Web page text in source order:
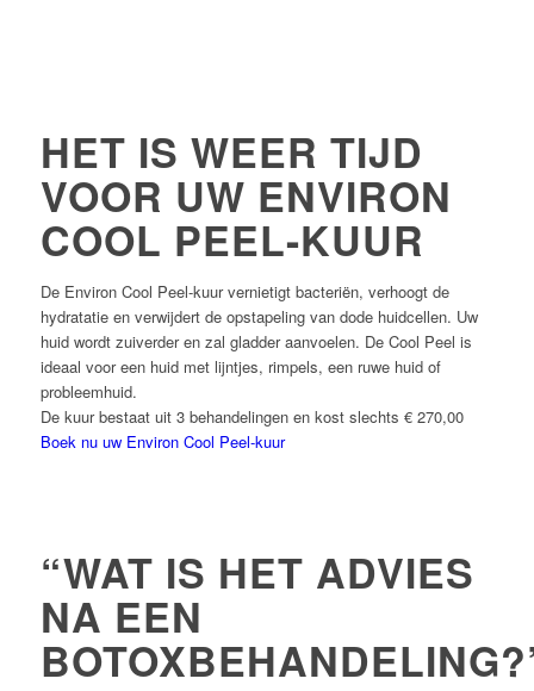
HET IS WEER TIJD
VOOR UW ENVIRON
COOL PEEL-KUUR
De Environ Cool Peel-kuur vernietigt bacteriën, verhoogt de
hydratatie en verwijdert de opstapeling van dode huidcellen. Uw
huid wordt zuiverder en zal gladder aanvoelen. De Cool Peel is
ideaal voor een huid met lijntjes, rimpels, een ruwe huid of
probleemhuid.
De kuur bestaat uit 3 behandelingen en kost slechts € 270,00
Boek nu uw Environ Cool Peel-kuur
“WAT IS HET ADVIES
NA EEN